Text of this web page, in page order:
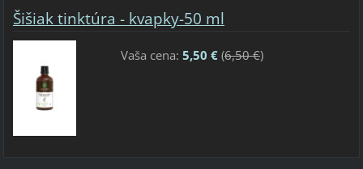
Šišiak tinktúra - kvapky-50 ml
Vaša cena: 5,50 €(6,50 €)